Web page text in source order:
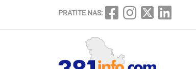
PRATITE NAS: